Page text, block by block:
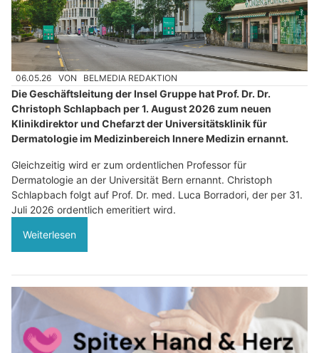
06.05.26 VON BELMEDIA REDAKTION
Die Geschäftsleitung der Insel Gruppe hat Prof. Dr. Dr.
Christoph Schlapbach per 1. August 2026 zum neuen
Klinikdirektor und Chefarzt der Universitätsklinik für
Dermatologie im Medizinbereich Innere Medizin ernannt.
Gleichzeitig wird er zum ordentlichen Professor für
Dermatologie an der Universität Bern ernannt. Christoph
Schlapbach folgt auf Prof. Dr. med. Luca Borradori, der per 31.
Juli 2026 ordentlich emeritiert wird.
Weiterlesen